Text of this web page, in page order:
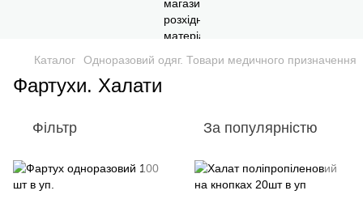
Каталог Одноразовий одяг. Товари медичного призначення
Фартухи. Халати
Фільтр За популярністю